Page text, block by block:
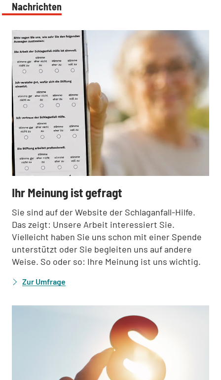
Nachrichten
:Ihr Meinung ist gefragt
Sie sind auf der Website der Schlaganfall-Hilfe.
Das zeigt: Unsere Arbeit interessiert Sie.
Vielleicht haben Sie uns schon mit einer Spende
unterstützt oder Sie begleiten uns auf andere
Weise. So oder so: Ihre Meinung ist uns wichtig.
Zur Umfrage